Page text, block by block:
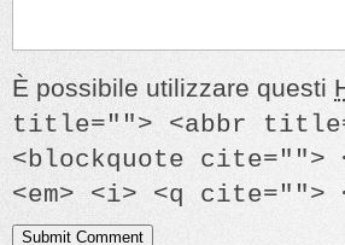
È possibile utilizzare questi
title=""> <abbr
<blockquote cite="">
<em> <i> <q cite="">